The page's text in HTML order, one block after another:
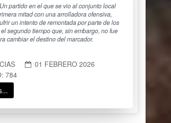
partido en el que se vio al conjunto local
mitad con una arrolladora ofensiva,
un intento de remontada por parte de los
segundo tiempo que, sin embargo, no fue
cambiar el destino del marcador.
01 FEBRERO 2026
784